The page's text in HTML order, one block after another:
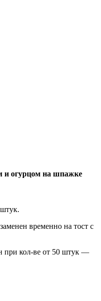
и огурцом на шпажке
временно на тост с
при кол-ве от 50 штук —